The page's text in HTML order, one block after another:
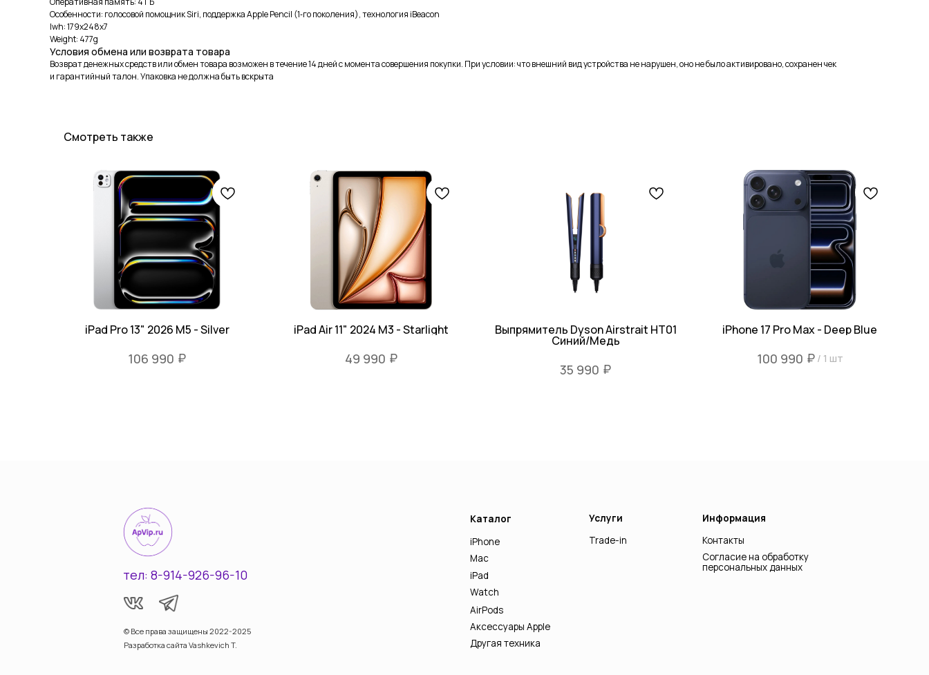
Особенности: голосовой помощник Siri, поддержка Apple Pencil (1‑го поколения), технология iBeacon
lwh: 179x248x7
Weight: 477g
Условия обмена или возврата товара
Возврат денежных средств или обмен товара возможен в течение 14 дней с момента совершения покупки. При условии: что внешний вид устройства не нарушен, оно не было активировано, сохранен чек
и гарантийный талон. Упаковка не должна быть вскрыта
Смотреть также
iPad Pro 13" 2026 M5 - Silver
106 990 ₽
iPad Air 11" 2024 M3 - Starlight
49 990 ₽
Выпрямитель Dyson Airstrait HT01
Синий/Медь
35 990 ₽
iPhone 17 Pro Max - Deep Blue
100 990 ₽ / 1 шт
Разработка сайта Vashkevich T. Другая техника